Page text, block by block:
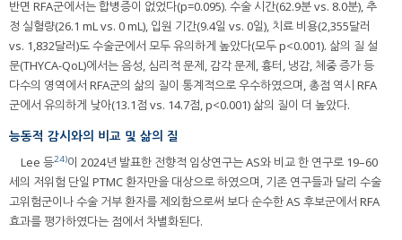
반면 RFA군에서는 합병증이 없었다(p=0.095). 수술 시간(62.9분 vs. 8.0분), 추
정 실혈량(26.1 mL vs. 0 mL), 입원 기간(9.4일 vs. 0일), 치료 비용(2,355달러
vs. 1,832달러)도 수술군에서 모두 유의하게 높았다(모두 p<0.001). 삶의 질 설
문(THYCA-QoL)에서는 음성, 심리적 문제, 감각 문제, 흉터, 냉감, 체중 증가 등
다수의 영역에서 RFA군의 삶의 질이 통계적으로 우수하였으며, 총점 역시 RFA
군에서 유의하게 낮아(13.1점 vs. 14.7점, p<0.001) 삶의 질이 더 높았다.
능동적 감시와의 비교 및 삶의 질
Lee 등24)이 2024년 발표한 전향적 임상연구는 AS와 비교 한 연구로 19–60
세의 저위험 단일 PTMC 환자만을 대상으로 하였으며, 기존 연구들과 달리 수술
고위험군이나 수술 거부 환자를 제외함으로써 보다 순수한 AS 후보군에서 RFA
효과를 평가하였다는 점에서 차별화된다.